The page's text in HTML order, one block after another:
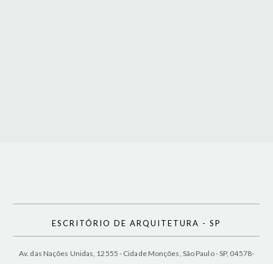
ESCRITÓRIO DE ARQUITETURA - SP
Av. das Nações Unidas, 12555 - Cidade Monções, São Paulo - SP, 04578-